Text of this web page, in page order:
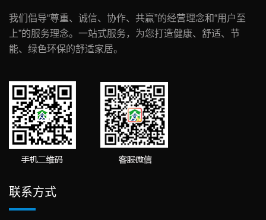
我们倡导“尊重、诚信、协作、共赢”的经营理念和“用户至
上”的服务理念。一站式服务，为您打造健康、舒适、节
能、绿色环保的舒适家居。
联系方式